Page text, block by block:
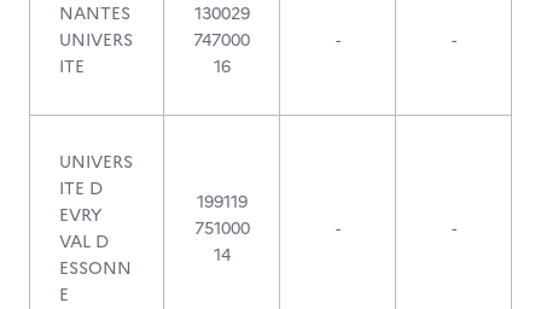
NANTES
UNIVERS
ITE
130029
747000
16
- -
UNIVERS
ITE D
EVRY
VAL D
ESSONN
E
199119
751000
14
- -